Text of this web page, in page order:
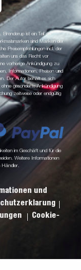
ist ein Teil der
sind Marken der
Preisempfehlungen incl. der
uns das Recht vor
vorherige Ankündigung zu
Informationen, Preisen und
Der Autor behält es sich
gesonderte Ankündigung
zeitweise oder endgültig
im Geschäft und für die
Weitere Informationen
Händler.
und
Cookie-